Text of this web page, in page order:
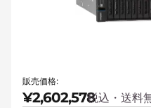
販売価格:
¥2,602,578税込・送料